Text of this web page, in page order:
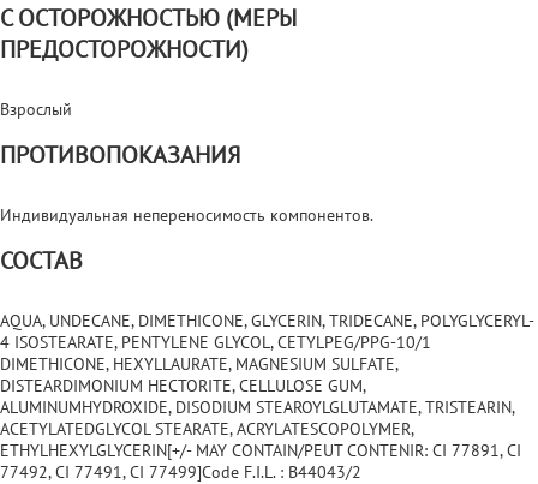
С ОСТОРОЖНОСТЬЮ (МЕРЫ
ПРЕДОСТОРОЖНОСТИ)
Взрослый
ПРОТИВОПОКАЗАНИЯ
Индивидуальная непереносимость компонентов.
СОСТАВ
AQUA, UNDECANE, DIMETHICONE, GLYCERIN, TRIDECANE, POLYGLYCERYL-
4 ISOSTEARATE, PENTYLENE GLYCOL, CETYLPEG/PPG-10/1
DIMETHICONE, HEXYLLAURATE, MAGNESIUM SULFATE,
DISTEARDIMONIUM HECTORITE, CELLULOSE GUM,
ALUMINUMHYDROXIDE, DISODIUM STEAROYLGLUTAMATE, TRISTEARIN,
ACETYLATEDGLYCOL STEARATE, ACRYLATESCOPOLYMER,
ETHYLHEXYLGLYCERIN[+/- MAY CONTAIN/PEUT CONTENIR: CI 77891, CI
77492, CI 77491, CI 77499]Code F.I.L. : B44043/2